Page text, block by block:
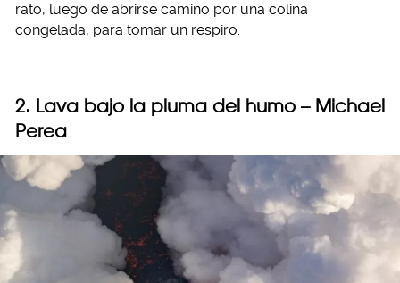
rato, luego de abrirse camino por una colina
congelada, para tomar un respiro.
2. Lava bajo la pluma del humo – Michael
Perea